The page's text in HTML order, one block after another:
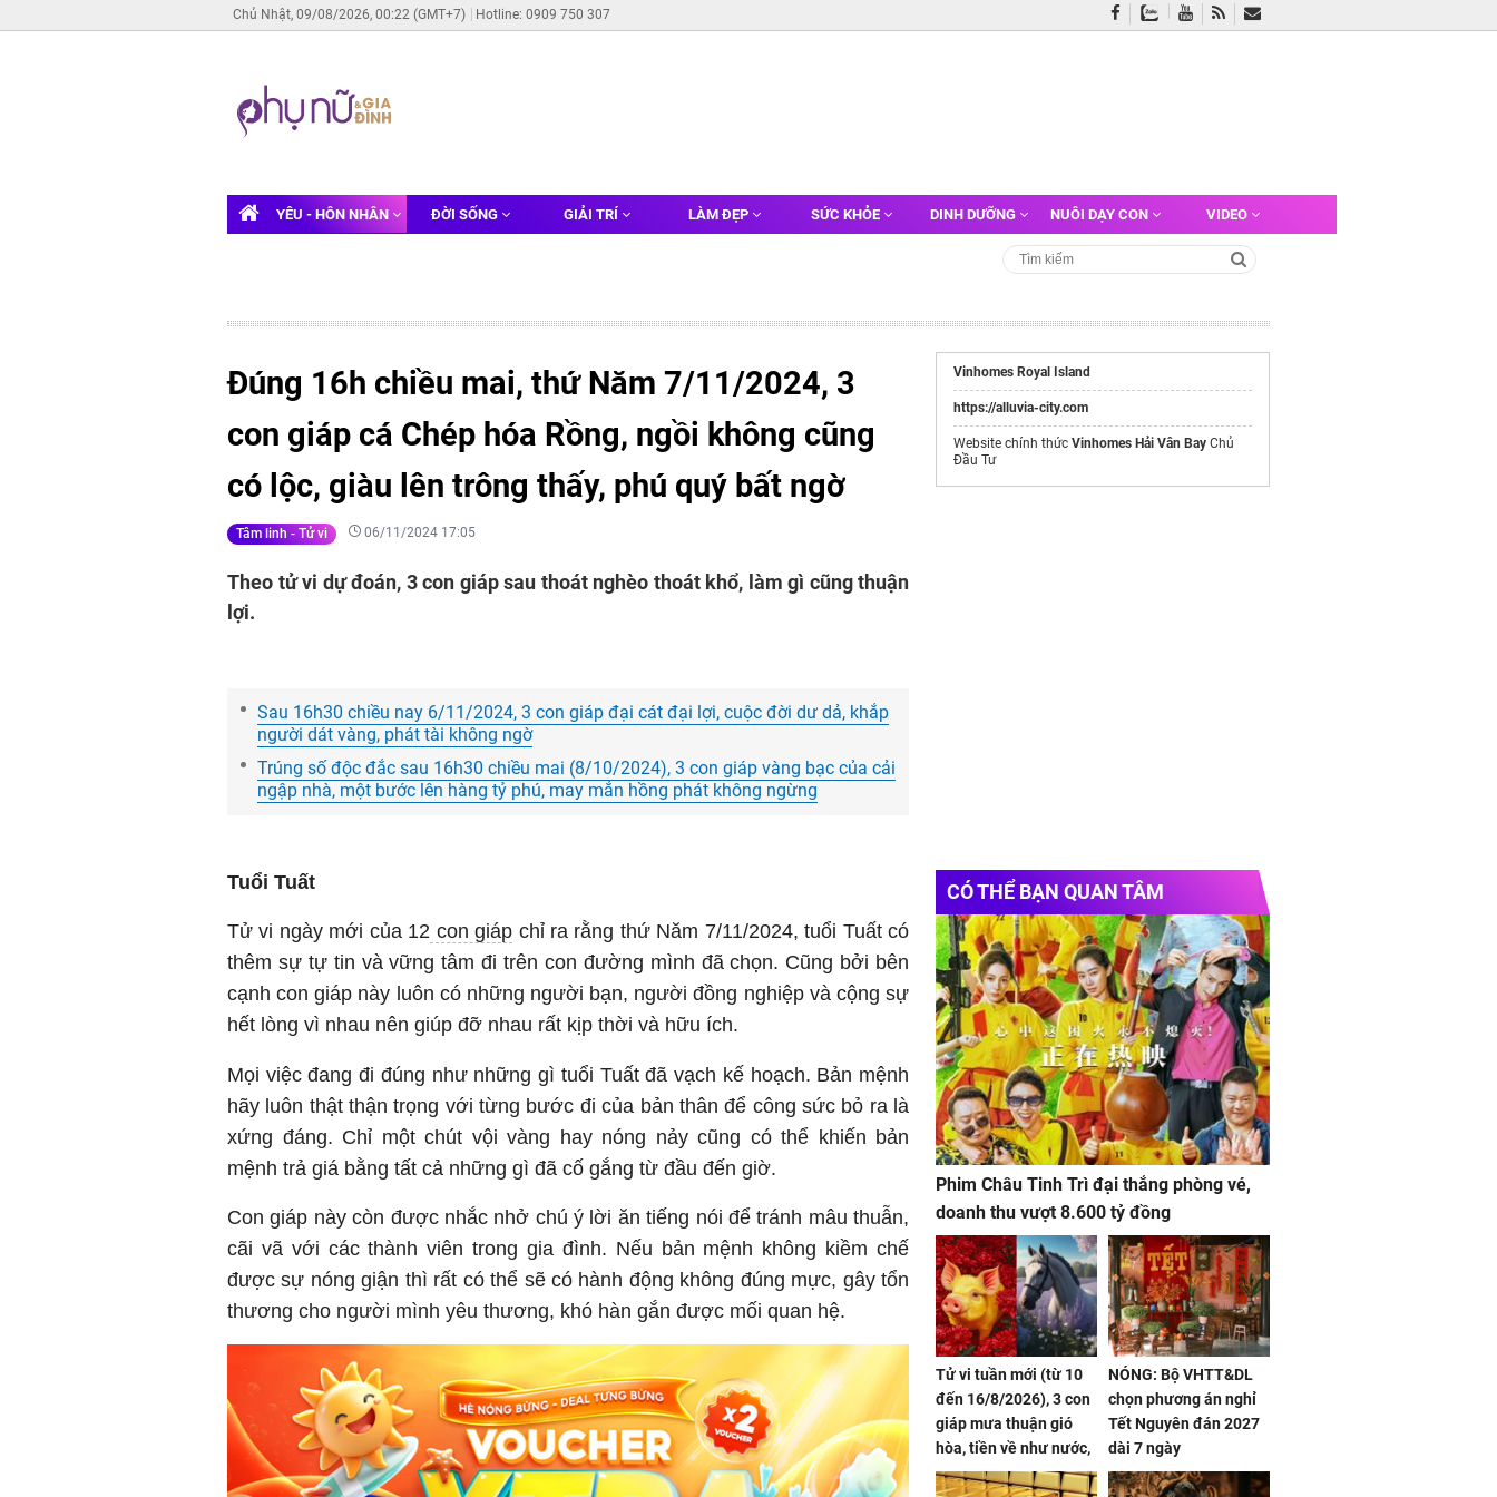
Chủ Nhật, 09/08/2026, 00:22 (GMT+7) Hotline: 0909 750 307
YÊU - HÔN NHÂN ĐỜI SỐNG GIẢI TRÍ LÀM ĐẸP SỨC KHỎE DINH DƯỠNG NUÔI DẠY CON VIDEO
Đúng 16h chiều mai, thứ Năm 7/11/2024, 3
con giáp cá Chép hóa Rồng, ngồi không cũng
có lộc, giàu lên trông thấy, phú quý bất ngờ
Tâm linh - Tử vi 06/11/2024 17:05
Theo tử vi dự đoán, 3 con giáp sau thoát nghèo thoát khổ, làm gì cũng thuận
lợi.
Sau 16h30 chiều nay 6/11/2024, 3 con giáp đại cát đại lợi, cuộc đời dư dả, khắp
người dát vàng, phát tài không ngờ
Trúng số độc đắc sau 16h30 chiều mai (8/10/2024), 3 con giáp vàng bạc của cải
ngập nhà, một bước lên hàng tỷ phú, may mắn hồng phát không ngừng
Tuổi Tuất
Tử vi ngày mới của 12 con giáp chỉ ra rằng thứ Năm 7/11/2024, tuổi Tuất có
thêm sự tự tin và vững tâm đi trên con đường mình đã chọn. Cũng bởi bên
cạnh con giáp này luôn có những người bạn, người đồng nghiệp và cộng sự
hết lòng vì nhau nên giúp đỡ nhau rất kịp thời và hữu ích.
Mọi việc đang đi đúng như những gì tuổi Tuất đã vạch kế hoạch. Bản mệnh
hãy luôn thật thận trọng với từng bước đi của bản thân để công sức bỏ ra là
xứng đáng. Chỉ một chút vội vàng hay nóng nảy cũng có thể khiến bản
mệnh trả giá bằng tất cả những gì đã cố gắng từ đầu đến giờ.
Con giáp này còn được nhắc nhở chú ý lời ăn tiếng nói để tránh mâu thuẫn,
cãi vã với các thành viên trong gia đình. Nếu bản mệnh không kiềm chế
được sự nóng giận thì rất có thể sẽ có hành động không đúng mực, gây tổn
thương cho người mình yêu thương, khó hàn gắn được mối quan hệ.
Vinhomes Royal Island
https://alluvia-city.com
Website chính thức Vinhomes Hải Vân Bay Chủ
Đầu Tư
CÓ THỂ BẠN QUAN TÂM
Phim Châu Tinh Trì đại thắng phòng vé,
doanh thu vượt 8.600 tỷ đồng
Tử vi tuần mới (từ 10
đến 16/8/2026), 3 con
giáp mưa thuận gió
hòa, tiền về như nước,
bạc vàng dư dả, Phú
NÓNG: Bộ VHTT&DL
chọn phương án nghỉ
Tết Nguyên đán 2027
dài 7 ngày